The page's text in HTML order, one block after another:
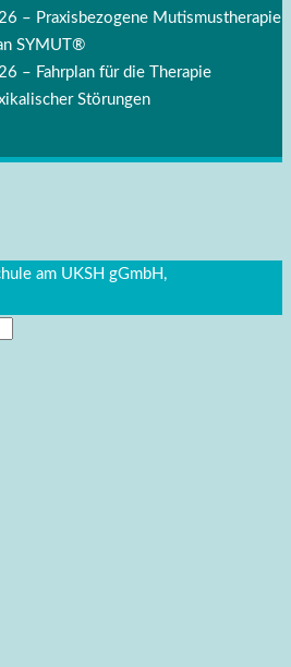
– Praxisbezogene Mutismustherapie
SYMUT®
– Fahrplan für die Therapie
Störungen
am UKSH gGmbH,